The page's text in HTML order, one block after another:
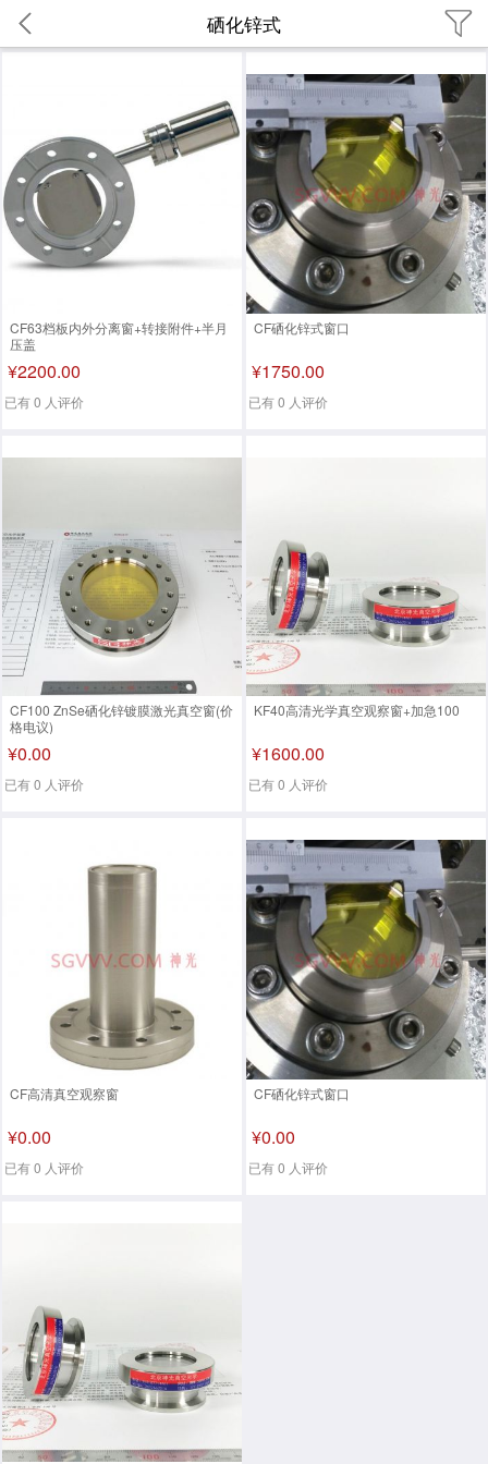
硒化锌式
CF63档板内外分离窗+转接附件+半月
压盖
¥2200.00
已有 0 人评价
CF硒化锌式窗口
¥1750.00
已有 0 人评价
CF100 ZnSe硒化锌镀膜激光真空窗(价
格电议)
¥0.00
已有 0 人评价
KF40高清光学真空观察窗+加急100
¥1600.00
已有 0 人评价
CF高清真空观察窗
¥0.00
已有 0 人评价
CF硒化锌式窗口
¥0.00
已有 0 人评价